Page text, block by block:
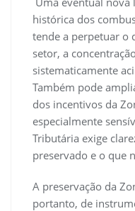
histórica dos
tende a perpetuar o
setor, a
sistematicamente
Também pode
dos incentivos da
especialmente
Tributária exige
preservado e o que
A preservação da
portanto, de